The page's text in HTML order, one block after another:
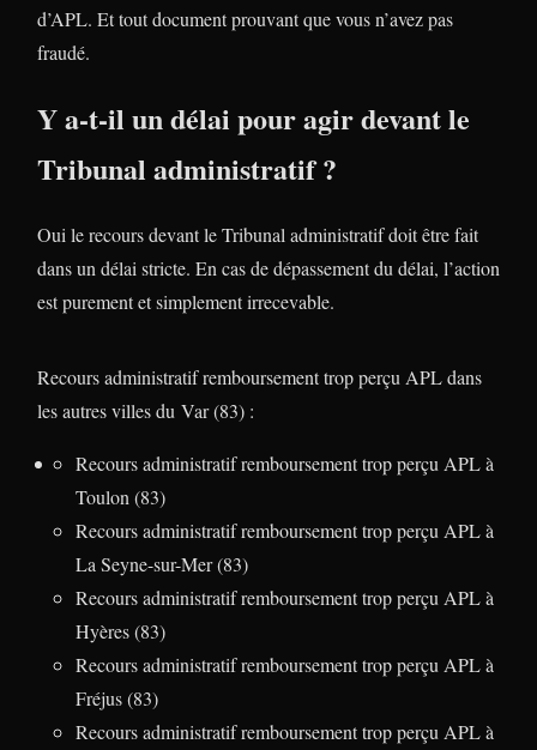
d’APL. Et tout document prouvant que vous n’avez pas
fraudé.
Y a-t-il un délai pour agir devant le
Tribunal administratif ?
Oui le recours devant le Tribunal administratif doit être fait
dans un délai stricte. En cas de dépassement du délai, l’action
est purement et simplement irrecevable.
Recours administratif remboursement trop perçu APL dans
les autres villes du Var (83) :
Recours administratif remboursement trop perçu APL à
Toulon (83)
Recours administratif remboursement trop perçu APL à
La Seyne-sur-Mer (83)
Recours administratif remboursement trop perçu APL à
Hyères (83)
Recours administratif remboursement trop perçu APL à
Fréjus (83)
Recours administratif remboursement trop perçu APL à